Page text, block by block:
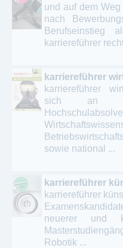
und auf dem
nach
Berufseinstieg
karriereführer
karriereführer
karriereführer
sich an
sowie national ...
karriereführer
karriereführer
neuerer und
Robotik ...